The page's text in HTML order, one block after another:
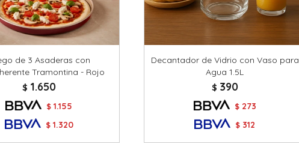
de 3 Asaderas con
Tramontina - Rojo
$ 1.650
$ 1.155
$ 1.320
Decantador de Vidrio con Vaso para
Agua 1.5L
$ 390
$ 273
$ 312